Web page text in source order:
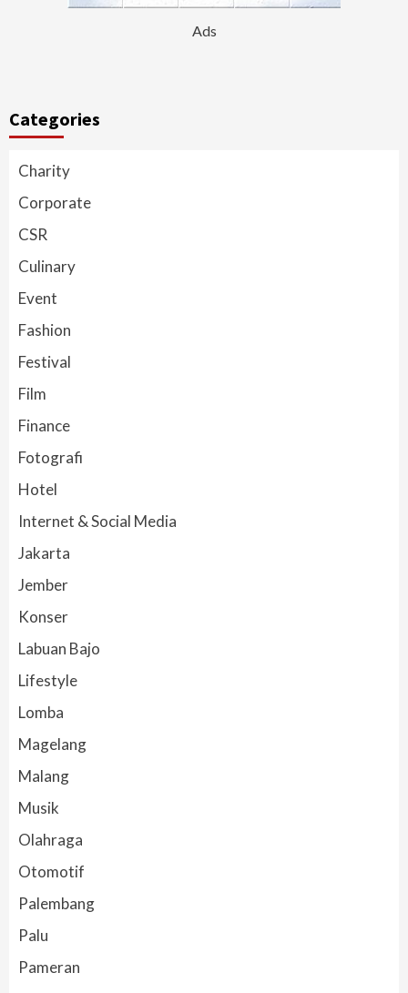
Ads
Categories
Charity
Corporate
CSR
Culinary
Event
Fashion
Festival
Film
Finance
Fotografi
Hotel
Internet & Social Media
Jakarta
Jember
Konser
Labuan Bajo
Lifestyle
Lomba
Magelang
Malang
Musik
Olahraga
Otomotif
Palembang
Palu
Pameran